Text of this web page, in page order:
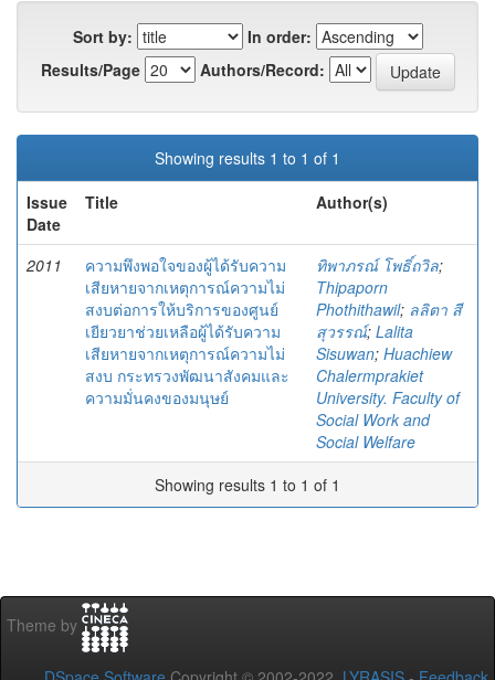
Sort by:
In order:
Results/Page
Authors/Record:
Showing results 1 to 1 of 1
Issue
Date
Title Author(s)
2011
ความพึงพอใจของผู้ได้รับความ
เสียหายจากเหตุการณ์ความไม่
สงบต่อการให้บริการของศูนย์
เยียวยาช่วยเหลือผู้ได้รับความ
เสียหายจากเหตุการณ์ความไม่
สงบ กระทรวงพัฒนาสังคมและ
ความมั่นคงของมนุษย์
ทิพาภรณ์ โพธิ์ถวิล;
Thipaporn
Phothithawil; ลลิตา สี
สุวรรณ์; Lalita
Sisuwan; Huachiew
Chalermprakiet
University. Faculty of
Social Work and
Social Welfare
Showing results 1 to 1 of 1
Theme by